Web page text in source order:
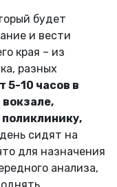
будет
и вести
края – из
разных
5-10 часов в
поликлинику,
сидят на
для назначения
анализа,